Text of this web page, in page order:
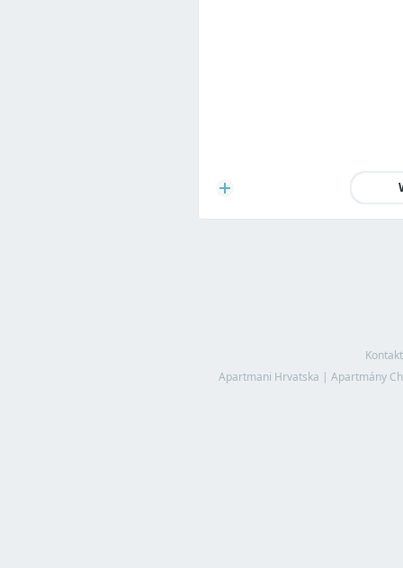
Kontakt
Apartmani Hrvatska | Apartmány